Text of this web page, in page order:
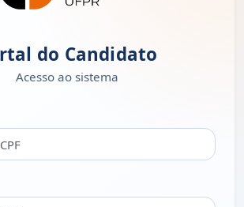
do Candidato
Acesso ao sistema